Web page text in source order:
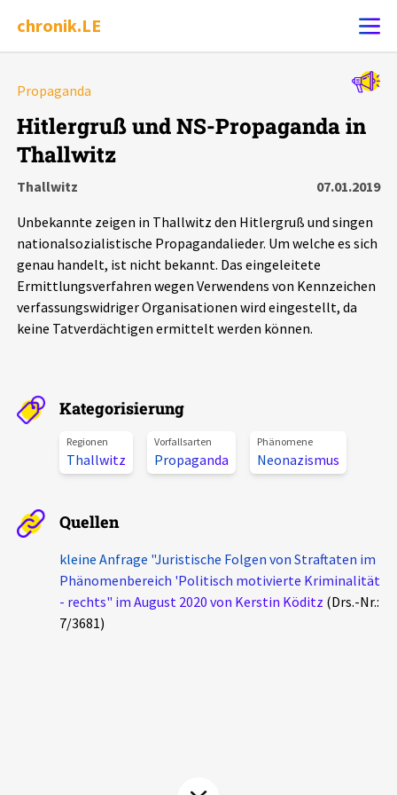
chronik.LE
Chronik
Leipziger Zustände
Schlaglichter
Aktuelles
Alle Beiträge
Pressemitteilungen
Podcasts
Über uns
Projektbeschreibung
Kontakt
Spenden
Propaganda
Hitlergruß und NS-Propaganda in
Thallwitz
Thallwitz
07.01.2019
Unbekannte zeigen in Thallwitz den Hitlergruß und singen
nationalsozialistische Propagandalieder. Um welche es sich
genau handelt, ist nicht bekannt. Das eingeleitete
Ermittlungsverfahren wegen Verwendens von Kennzeichen
verfassungswidriger Organisationen wird eingestellt, da
keine Tatverdächtigen ermittelt werden können.
Kategorisierung
Regionen
Thallwitz
Vorfallsarten
Propaganda
Phänomene
Neonazismus
Quellen
kleine Anfrage "Juristische Folgen von Straftaten im
Phänomenbereich 'Politisch motivierte Kriminalität
- rechts" im August 2020 von Kerstin Köditz (Drs.-Nr.:
7/3681)
Alle Ereignisse
7502 Ereignisse
Ereignisse